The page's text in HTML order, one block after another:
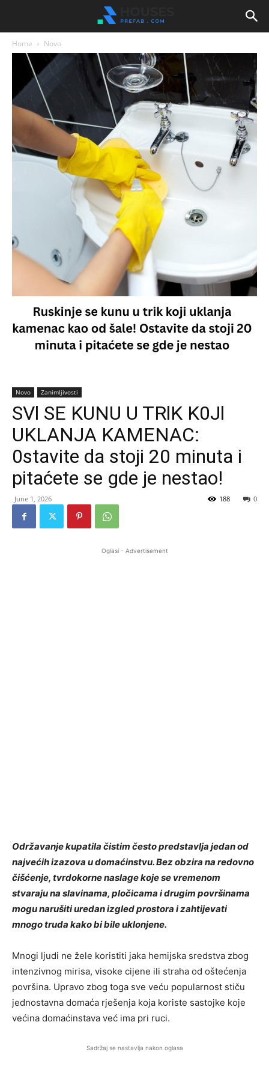
Home Novo
Novo Zanimljivosti
SVl SE KUNU U TRlK K0Jl
UKLANJA KAMENAC:
0stavite da stoji 20 minuta i
pitaćete se gde je nestao!
June 1, 2026 0
188
Oglasi - Advertisement
Održavanje kupatila čistim često predstavlja jedan od
najvećih izazova u domaćinstvu. Bez obzira na redovno
čišćenje, tvrdokorne naslage koje se vremenom
stvaraju na slavinama, pločicama i drugim površinama
mogu narušiti uredan izgled prostora i zahtijevati
mnogo truda kako bi bile uklonjene.
Mnogi ljudi ne žele koristiti jaka hemijska sredstva zbog
intenzivnog mirisa, visoke cijene ili straha od oštećenja
površina. Upravo zbog toga sve veću popularnost stiču
jednostavna domaća rješenja koja koriste sastojke koje
većina domaćinstava već ima pri ruci.
Sadržaj se nastavlja nakon oglasa